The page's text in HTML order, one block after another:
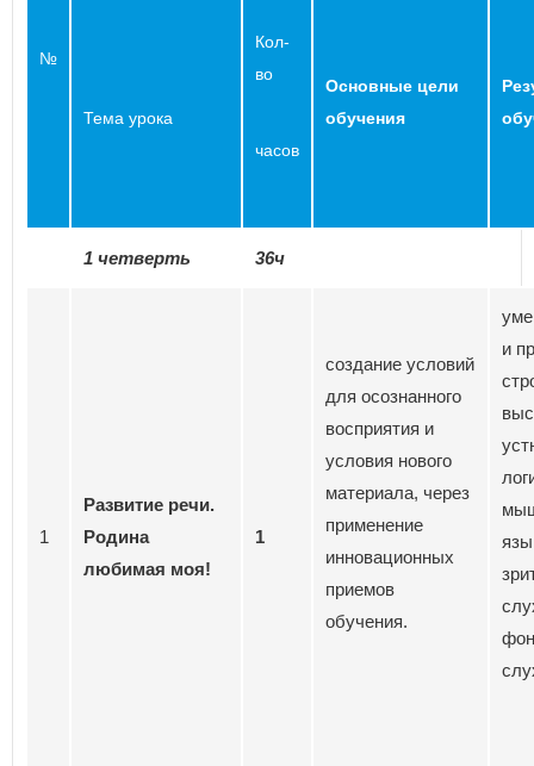
№
Тема урока
Кол-
во
часов
Основные цели
обучения
1 четверть 36ч
1
Развитие речи.
Родина
любимая моя!
1
создание условий
для осознанного
восприятия и
условия нового
материала, через
применение
инновационных
приемов
обучения.
и